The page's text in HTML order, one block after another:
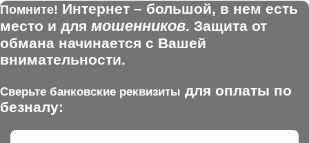
Помните! Интернет – большой, в нем есть
место и для мошенников. Защита от
обмана начинается с Вашей
внимательности.
Сверьте банковские реквизиты для оплаты по
безналу: